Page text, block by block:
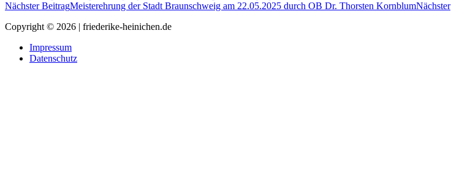
Nächster BeitragMeisterehrung der Stadt Braunschweig am 22.05.2025 durch OB Dr. Thorsten KornblumNächster
Copyright © 2026 | friederike-heinichen.de
Impressum
Datenschutz